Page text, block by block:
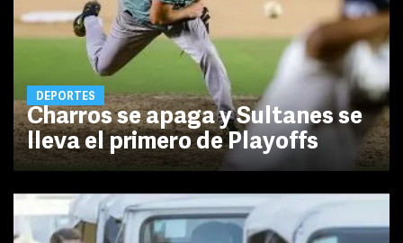
DEPORTES
Charros se apaga y Sultanes se
lleva el primero de Playoffs